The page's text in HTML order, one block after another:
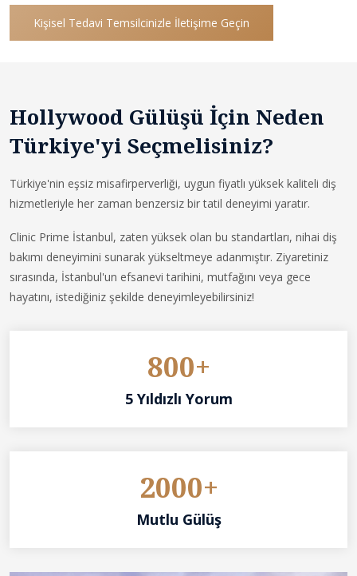
Kişisel Tedavi Temsilcinizle İletişime Geçin
Hollywood Gülüşü İçin Neden
Türkiye'yi Seçmelisiniz?
Türkiye'nin eşsiz misafirperverliği, uygun fiyatlı yüksek kaliteli diş
hizmetleriyle her zaman benzersiz bir tatil deneyimi yaratır.
Clinic Prime İstanbul, zaten yüksek olan bu standartları, nihai diş
bakımı deneyimini sunarak yükseltmeye adanmıştır. Ziyaretiniz
sırasında, İstanbul'un efsanevi tarihini, mutfağını veya gece
hayatını, istediğiniz şekilde deneyimleyebilirsiniz!
800+
5 Yıldızlı Yorum
2000+
Mutlu Gülüş